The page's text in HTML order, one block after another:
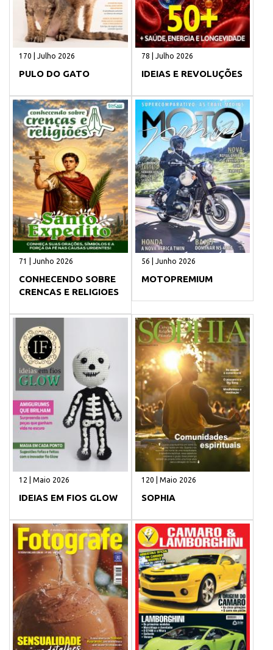
170 | Julho 2026
PULO DO GATO
78 | Julho 2026
IDEIAS E REVOLUÇÕES
71 | Junho 2026
CONHECENDO SOBRE
CRENCAS E RELIGIOES
56 | Junho 2026
MOTOPREMIUM
12 | Maio 2026
IDEIAS EM FIOS GLOW
120 | Maio 2026
SOPHIA